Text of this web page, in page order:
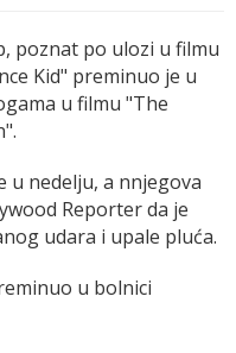
poznat po ulozi u filmu
Kid" preminuo je u
u filmu "The
u nedelju, a nnjegova
Reporter da je
udara i upale pluća.
u bolnici